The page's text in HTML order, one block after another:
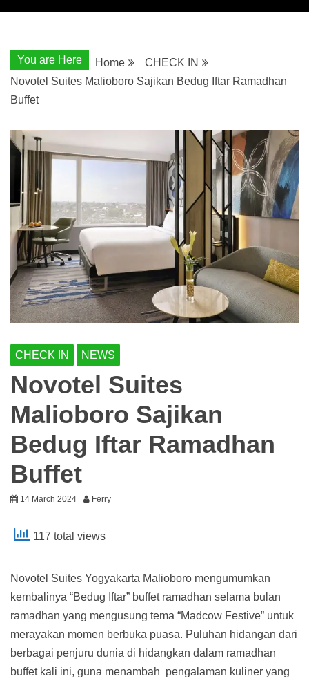
You are Here Home
CHECK IN
Novotel Suites Malioboro Sajikan Bedug Iftar Ramadhan
Buffet
CHECK IN NEWS
Novotel Suites
Malioboro Sajikan
Bedug Iftar Ramadhan
Buffet
14 March 2024 Ferry
117 total views
Novotel Suites Yogyakarta Malioboro mengumumkan
kembalinya “Bedug Iftar” buffet ramadhan selama bulan
ramadhan yang mengusung tema “Madcow Festive” untuk
merayakan momen berbuka puasa. Puluhan hidangan dari
berbagai penjuru dunia di hidangkan dalam ramadhan
buffet kali ini, guna menambah pengalaman kuliner yang